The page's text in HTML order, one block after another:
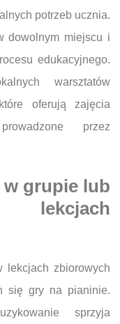
potrzeb ucznia.
dowolnym miejscu i
edukacyjnego.
warsztatów
oferują zajęcia
przez
w grupie lub
lekcjach
lekcjach zbiorowych
się gry na pianinie.
sprzyja